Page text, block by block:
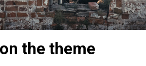
the theme